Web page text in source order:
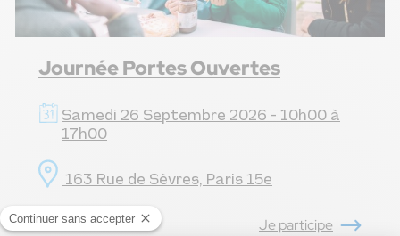
Bac Pro Optique Lunetterie
Monteur Vendeur
Actualités
Nous rencontrer
Accès apprentis
Événements
Journée Portes Ouvertes
Samedi 26 Septembre 2026 - 10h00 à
17h00
163 Rue de Sèvres, Paris 15e
Je participe